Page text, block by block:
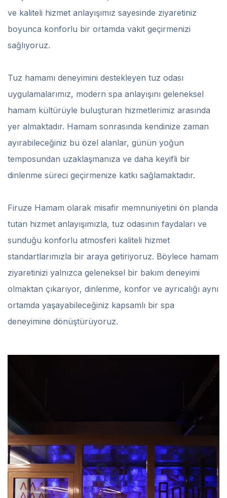
ve kaliteli hizmet anlayışımız sayesinde ziyaretiniz
boyunca konforlu bir ortamda vakit geçirmenizi
sağlıyoruz.
Tuz hamamı deneyimini destekleyen tuz odası
uygulamalarımız, modern spa anlayışını geleneksel
hamam kültürüyle buluşturan hizmetlerimiz arasında
yer almaktadır. Hamam sonrasında kendinize zaman
ayırabileceğiniz bu özel alanlar, günün yoğun
temposundan uzaklaşmanıza ve daha keyifli bir
dinlenme süreci geçirmenize katkı sağlamaktadır.
Firuze Hamam olarak misafir memnuniyetini ön planda
tutan hizmet anlayışımızla, tuz odasının faydaları ve
sunduğu konforlu atmosferi kaliteli hizmet
standartlarımızla bir araya getiriyoruz. Böylece hamam
ziyaretinizi yalnızca geleneksel bir bakım deneyimi
olmaktan çıkarıyor, dinlenme, konfor ve ayrıcalığı aynı
ortamda yaşayabileceğiniz kapsamlı bir spa
deneyimine dönüştürüyoruz.